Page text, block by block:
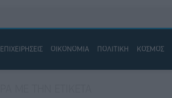
ΕΠΙΧΕΙΡΗΣΕΙΣ ΟΙΚΟΝΟΜΙΑ ΠΟΛΙΤΙΚΗ ΚΟΣΜΟΣ